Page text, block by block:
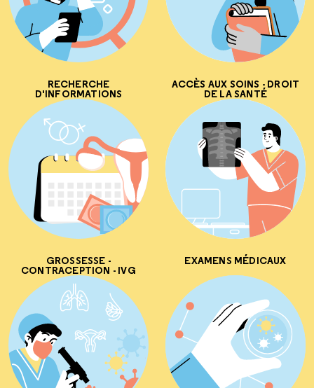
RECHERCHE
D'INFORMATIONS
ACCÈS AUX SOINS - DROIT
DE LA SANTÉ
GROSSESSE -
CONTRACEPTION - IVG
EXAMENS MÉDICAUX